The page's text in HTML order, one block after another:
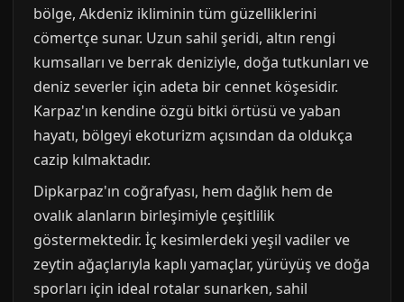
bölge, Akdeniz ikliminin tüm güzelliklerini
cömertçe sunar. Uzun sahil şeridi, altın rengi
kumsalları ve berrak deniziyle, doğa tutkunları ve
deniz severler için adeta bir cennet köşesidir.
Karpaz'ın kendine özgü bitki örtüsü ve yaban
hayatı, bölgeyi ekoturizm açısından da oldukça
cazip kılmaktadır.
Dipkarpaz'ın coğrafyası, hem dağlık hem de
ovalık alanların birleşimiyle çeşitlilik
göstermektedir. İç kesimlerdeki yeşil vadiler ve
zeytin ağaçlarıyla kaplı yamaçlar, yürüyüş ve doğa
sporları için ideal rotalar sunarken, sahil